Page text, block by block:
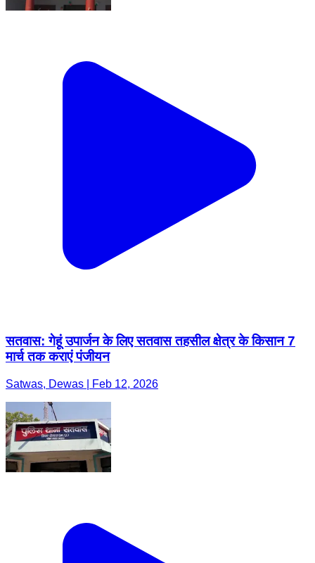
सतवास: गेहूं उपार्जन के लिए सतवास तहसील क्षेत्र के किसान 7
मार्च तक कराएं पंजीयन
Satwas, Dewas | Feb 12, 2026